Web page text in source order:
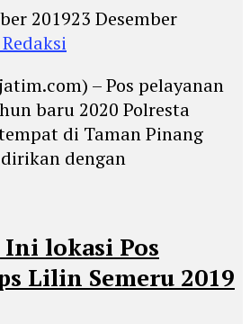
201923 Desember
– Pos pelayanan
baru 2020 Polresta
di Taman Pinang
dengan
lokasi Pos
Lilin Semeru 2019